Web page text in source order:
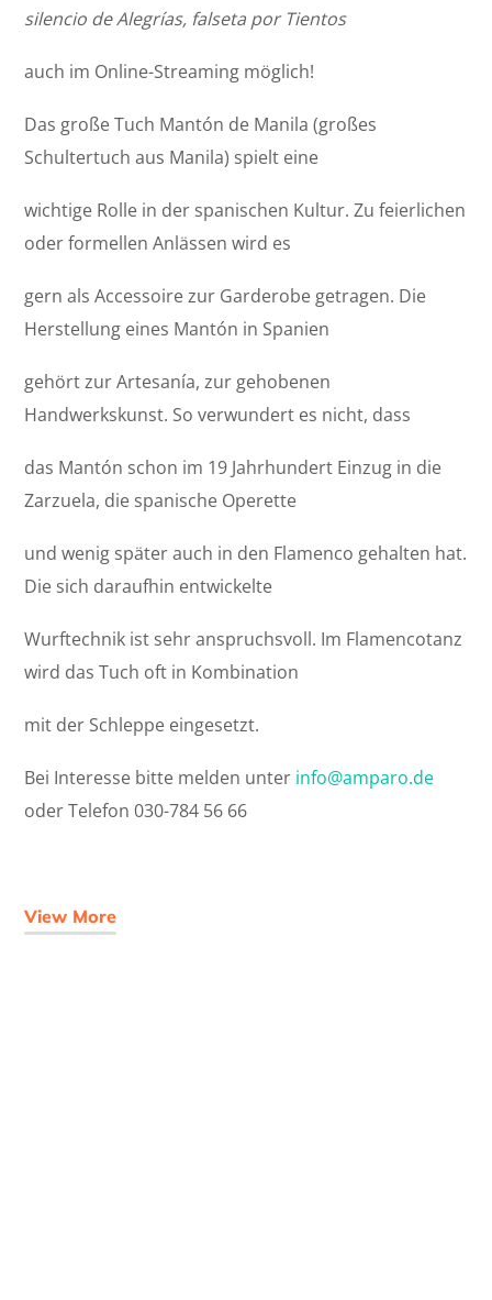
silencio de Alegrías, falseta por Tientos
auch im Online-Streaming möglich!
Das große Tuch Mantón de Manila (großes
Schultertuch aus Manila) spielt eine
wichtige Rolle in der spanischen Kultur. Zu feierlichen
oder formellen Anlässen wird es
gern als Accessoire zur Garderobe getragen. Die
Herstellung eines Mantón in Spanien
gehört zur Artesanía, zur gehobenen
Handwerkskunst. So verwundert es nicht, dass
das Mantón schon im 19 Jahrhundert Einzug in die
Zarzuela, die spanische Operette
und wenig später auch in den Flamenco gehalten hat.
Die sich daraufhin entwickelte
Wurftechnik ist sehr anspruchsvoll. Im Flamencotanz
wird das Tuch oft in Kombination
mit der Schleppe eingesetzt.
Bei Interesse bitte melden unter info@amparo.de
oder Telefon 030-784 56 66
View More